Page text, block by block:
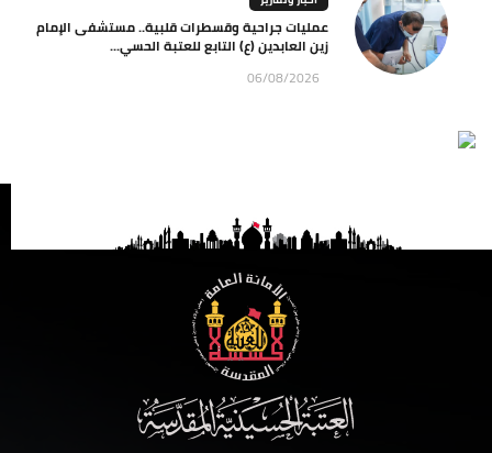
عمليات جراحية وقسطرات قلبية.. مستشفى الإمام
زين العابدين (ع) التابع للعتبة الحسي...
06/08/2026